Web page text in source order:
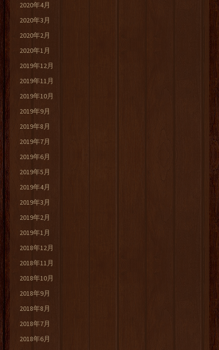
2020年4月
2020年3月
2020年2月
2020年1月
2019年12月
2019年11月
2019年10月
2019年9月
2019年8月
2019年7月
2019年6月
2019年5月
2019年4月
2019年3月
2019年2月
2019年1月
2018年12月
2018年11月
2018年10月
2018年9月
2018年8月
2018年7月
2018年6月